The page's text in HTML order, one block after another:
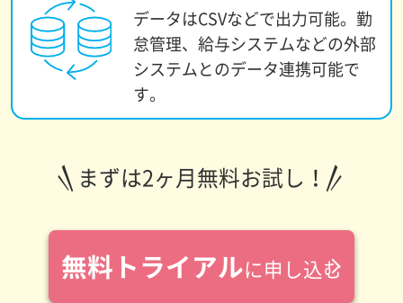
データはCSVなどで出力可能。 勤
怠管理、給与システムなどの外部
システムとのデータ連携可能で
す。
まずは2ヶ月無料お試し！
無料トライアルに申し込む